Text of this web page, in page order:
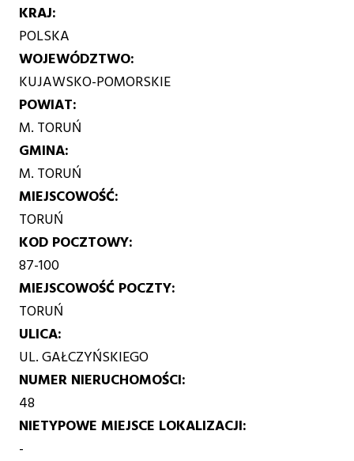
KRAJ
POLSKA
WOJEWÓDZTWO
KUJAWSKO-POMORSKIE
POWIAT
M. TORUŃ
GMINA
M. TORUŃ
MIEJSCOWOŚĆ
TORUŃ
KOD POCZTOWY
87-100
MIEJSCOWOŚĆ POCZTY
TORUŃ
ULICA
UL. GAŁCZYŃSKIEGO
NUMER NIERUCHOMOŚCI
48
NIETYPOWE MIEJSCE LOKALIZACJI
-